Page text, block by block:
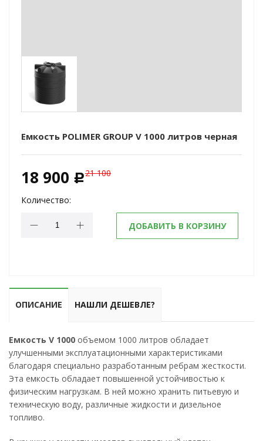
Емкость POLIMER GROUP V 1000 литров черная
18 900 c21 100
Количество:
ДОБАВИТЬ В КОРЗИНУ
ОПИСАНИЕ НАШЛИ ДЕШЕВЛЕ?
Емкость V 1000 объемом 1000 литров обладает
улучшенными эксплуатационными характеристиками
благодаря специально разработанным ребрам жесткости.
Эта емкость обладает повышенной устойчивостью к
физическим нагрузкам. В ней можно хранить питьевую и
техническую воду, различные жидкости и дизельное
топливо.